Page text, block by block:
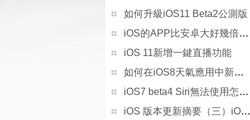
如何升級iOS11 Beta2公測版
iOS的APP比安卓大好幾倍的原因分析
iOS 11新增一鍵直播功能
如何在iOS8天氣應用中新增多項指標
iOS7 beta4 Siri無法使用怎麼辦
iOS 版本更新摘要（三）iOS 8.x